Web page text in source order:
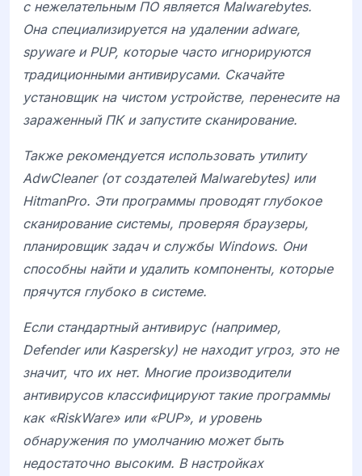
с нежелательным ПО является Malwarebytes.
Она специализируется на удалении adware,
spyware и PUP, которые часто игнорируются
традиционными антивирусами. Скачайте
установщик на чистом устройстве, перенесите на
зараженный ПК и запустите сканирование.
Также рекомендуется использовать утилиту
AdwCleaner(от создателей Malwarebytes) или
HitmanPro. Эти программы проводят глубокое
сканирование системы, проверяя браузеры,
планировщик задач и службы Windows. Они
способны найти и удалить компоненты, которые
прячутся глубоко в системе.
Если стандартный антивирус (например,
Defender или Kaspersky) не находит угроз, это не
значит, что их нет. Многие производители
антивирусов классифицируют такие программы
как «RiskWare» или «PUP», и уровень
обнаружения по умолчанию может быть
недостаточно высоким. В настройках